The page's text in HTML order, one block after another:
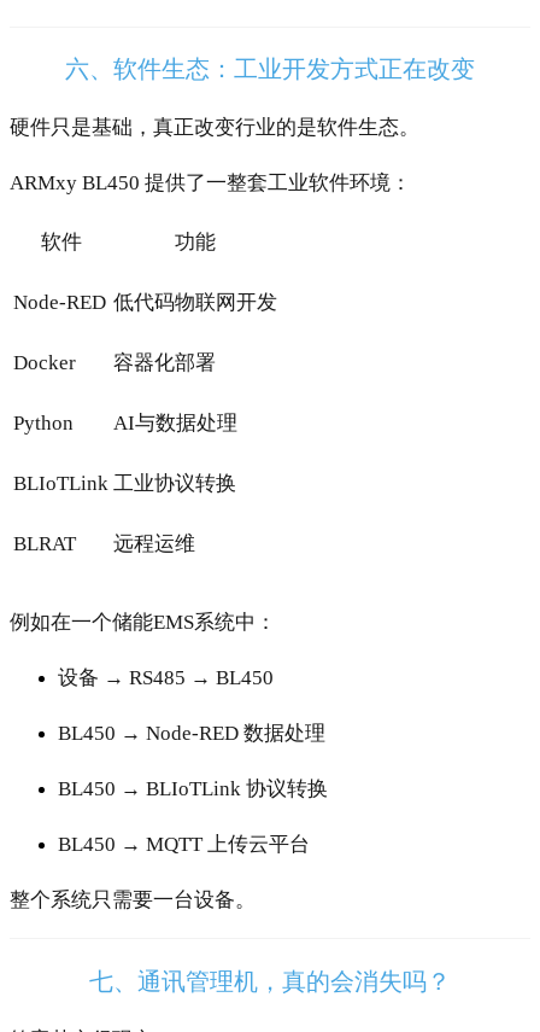
六、软件生态：工业开发方式正在改变
硬件只是基础，真正改变行业的是软件生态。
ARMxy BL450 提供了一整套工业软件环境：
软件 功能
Node-RED 低代码物联网开发
Docker 容器化部署
Python AI与数据处理
BLIoTLink 工业协议转换
BLRAT 远程运维
例如在一个储能EMS系统中：
设备 → RS485 → BL450
BL450 → Node-RED 数据处理
BL450 → BLIoTLink 协议转换
BL450 → MQTT 上传云平台
整个系统只需要一台设备。
七、通讯管理机，真的会消失吗？